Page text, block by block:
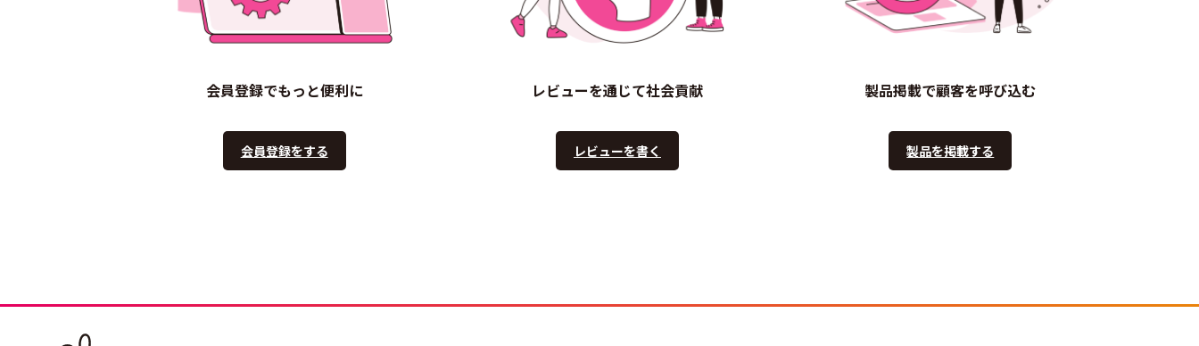
会員登録でもっと便利に
会員登録をする
レビューを通じて社会貢献
レビューを書く
製品掲載で顧客を呼び込む
製品を掲載する